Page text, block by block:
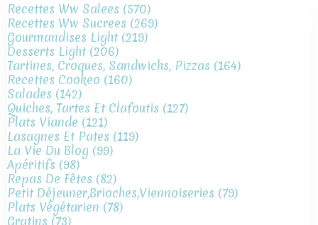
Recettes Ww Salees (570)
Recettes Ww Sucrees (269)
Gourmandises Light(219)
Desserts Light(206)
Tartines, Croques, Sandwichs, Pizzas (164)
Recettes Cookeo (160)
Salades (142)
Quiches, Tartes Et Clafoutis (127)
Plats Viande (121)
Lasagnes Et Pates (119)
La Vie Du Blog (99)
Apéritifs (98)
Repas De Fêtes (82)
Petit Déjeuner,brioches,viennoiseries (79)
Plats Végétarien (78)
Gratins (73)